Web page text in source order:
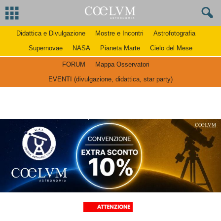
Didattica e Divulgazione Mostre e Incontri
Astrofotografia
Supernovae
NASA Pianeta Marte Cielo del Mese
FORUM
Mappa Osservatori
EVENTI (divulgazione, didattica, star party)